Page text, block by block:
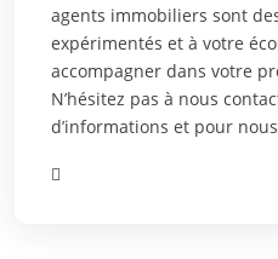
agents immobiliers sont
expérimentés et à votre
accompagner dans votre
N’hésitez pas à nous
d’informations et pour